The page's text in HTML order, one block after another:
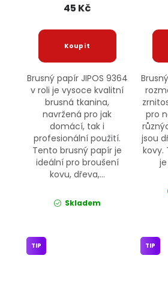
45 Kč
Brusný papír JIPOS 9364
v roli je vysoce kvalitní
brusná tkanina,
navržená pro jak
domácí, tak i
profesionální použití.
Tento brusný papír je
ideální pro broušení
kovu, dřeva,...
Skladem
pro
jsou
kovy.
TIP TIP